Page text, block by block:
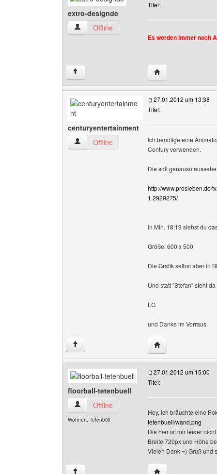
extro-designde
extro-designde Benutzer-Profile anzeigen
Offline
Titel:
Es werden immer noch
↑ Website dieses
centuryentertainment
centuryentertainment Benutzer-Profile
Offline
27.01.2012 um 13:38
Titel:
Ich benötige eine
Century verwenden.
Die soll genauso
http://www.prosieben.de/
1.2929275/
In Min. 18:19 siehst du
Größe: 600 x 500
Die Grafik selbst aber in
Und statt "Stefan" steht
LG
und Danke im Vorraus.
↑ Website dieses
floorball-tetenbuell
floorball-tetenbuell Benutzer-Profile anzeigen
Offline
Wohnort: Tetenbüll
27.01.2012 um 15:00
Titel:
Hey, ich bräuchte eine
tetenbuell/wand.png
Die hier ist mir leider
Breite 720px und Höhe
Vielen Dank =) Gruß und
↑ Website dieses